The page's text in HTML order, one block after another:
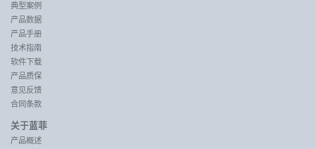
典型案例
产品数据
产品手册
技术指南
软件下载
产品质保
意见反馈
合同条款
关于蓝菲
产品概述